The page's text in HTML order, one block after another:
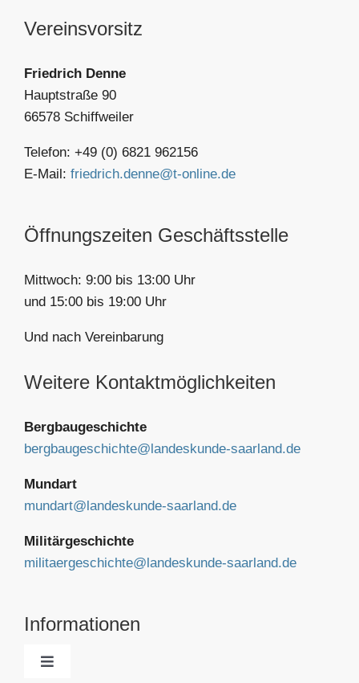
Vereinsvorsitz
Friedrich Denne
Hauptstraße 90
66578 Schiffweiler
Telefon: +49 (0) 6821 962156
E-Mail: friedrich.denne@t-online.de
Öffnungszeiten Geschäftsstelle
Mittwoch: 9:00 bis 13:00 Uhr
und 15:00 bis 19:00 Uhr
Und nach Vereinbarung
Weitere Kontaktmöglichkeiten
Bergbaugeschichte
bergbaugeschichte@landeskunde-saarland.de
Mundart
mundart@landeskunde-saarland.de
Militärgeschichte
militaergeschichte@landeskunde-saarland.de
Informationen
Toggle